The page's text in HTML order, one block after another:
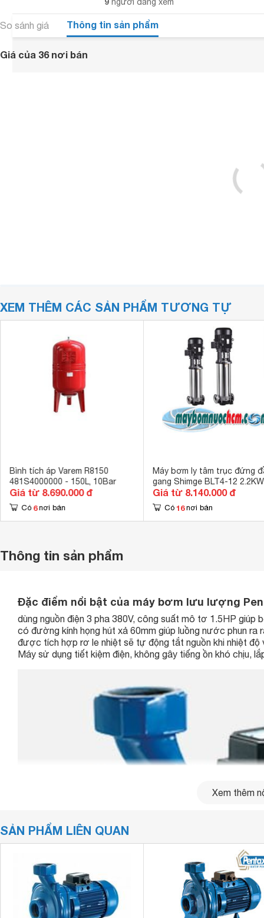
So sánh giá Thông tin sản phẩm
Giá của 36 nơi bán
XEM THÊM CÁC SẢN PHẨM TƯƠNG TỰ
Bình tích áp Varem R8150
481S4000000 - 150L, 10Bar
Giá từ 8.690.000 đ
Có 6 nơi bán
Máy bơm ly tâm trục đứng
gang Shimge BLT4-12 2.2KW
Giá từ 8.140.000 đ
Có 16 nơi bán
Thông tin sản phẩm
Đặc điểm nổi bật của máy bơm lưu lượng
dùng nguồn điện 3 pha 380V, công suất mô tơ 1.5HP
có đường kính họng hút xả 60mm giúp luồng nước phun ra
được tích hợp rơ le nhiệt sẽ tự động tắt nguồn khi nhiệt
Máy sử dụng tiết kiệm điện, không gây tiếng ồn khó chịu,
Xem thêm
SẢN PHẨM LIÊN QUAN